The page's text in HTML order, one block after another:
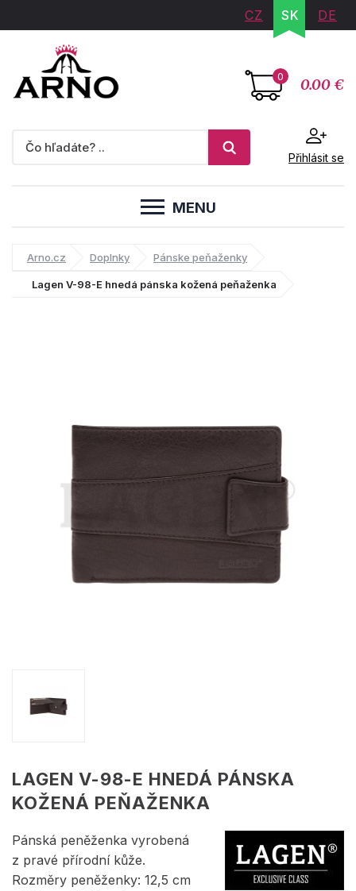
CZ SK DE
0 0.00 €
Přihlásit se
MENU
Arno.cz Doplnky Pánske peňaženky
Lagen V-98-E hnedá pánska kožená peňaženka
LAGEN V-98-E HNEDÁ PÁNSKA
KOŽENÁ PEŇAŽENKA
Pánská peněženka vyrobená
z pravé přírodní kůže.
Rozměry peněženky: 12,5 cm